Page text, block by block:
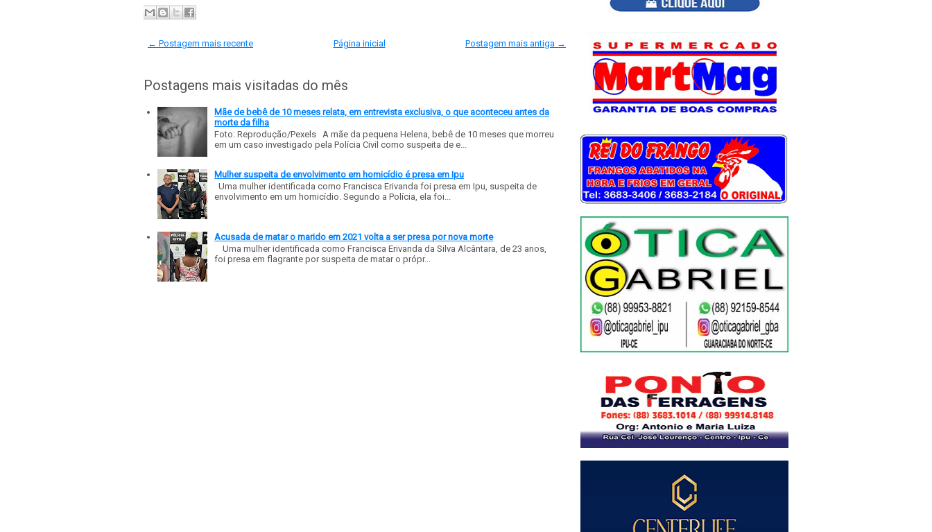
← Postagem mais recente Postagem mais antiga →
Página inicial
Postagens mais visitadas do mês
Mãe de bebê de 10 meses relata, em entrevista exclusiva, o que aconteceu antes da
morte da filha
Foto: Reprodução/Pexels A mãe da pequena Helena, bebê de 10 meses que morreu
em um caso investigado pela Polícia Civil como suspeita de e...
Mulher suspeita de envolvimento em homicídio é presa em Ipu
Uma mulher identificada como Francisca Erivanda foi presa em Ipu, suspeita de
envolvimento em um homicídio. Segundo a Polícia, ela foi...
Acusada de matar o marido em 2021 volta a ser presa por nova morte
Uma mulher identificada como Francisca Erivanda da Silva Alcântara, de 23 anos,
foi presa em flagrante por suspeita de matar o própr...